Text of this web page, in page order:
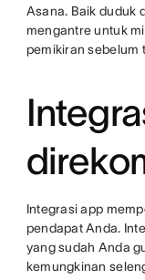
Asana. Baik duduk
mengantre untuk
pemikiran sebelum
Integrasi app
pendapat Anda.
yang sudah Anda
kemungkinan